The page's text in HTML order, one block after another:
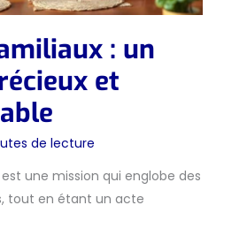
: un
et
de lecture
une mission qui englobe des
tout en étant un acte